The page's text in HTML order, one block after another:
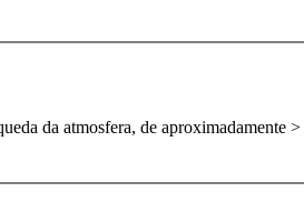
da atmosfera, de aproximadamente